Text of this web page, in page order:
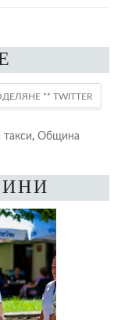
, Община